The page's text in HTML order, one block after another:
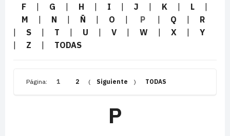
F
G H I J K L
M
N Ñ O P Q
R
S T U V W X
Y
Z TODAS
Página: 1 2 ( Siguiente ) TODAS
P